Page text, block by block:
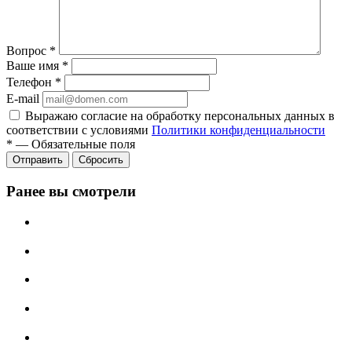
Вопрос *
Ваше имя *
Телефон *
E-mail
Выражаю согласие на обработку персональных данных в
соответствии с условиями Политики конфиденциальности
* — Обязательные поля
Отправить Сбросить
Ранее вы смотрели